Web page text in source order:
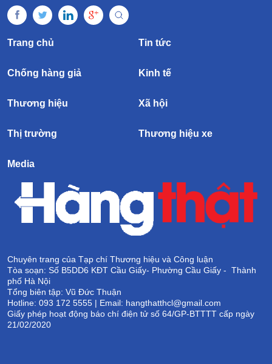
Trang chủ Tin tức
Chống hàng giả Kinh tế
Thương hiệu Xã hội
Thị trường Thương hiệu xe
Media
Chuyên trang của Tạp chí Thương hiệu và Công luận
Tòa soạn: Số B5DD6 KĐT Cầu Giấy- Phường Cầu Giấy - Thành
phố Hà Nội
Tổng biên tập: Vũ Đức Thuận
Hotline: 093 172 5555 | Email: hangthatthcl@gmail.com
Giấy phép hoạt động báo chí điện tử số 64/GP-BTTTT cấp ngày
21/02/2020